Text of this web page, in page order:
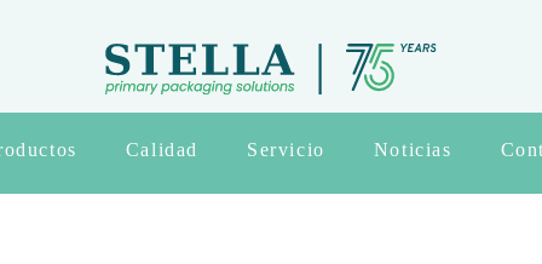
Calidad Servicio Noticias